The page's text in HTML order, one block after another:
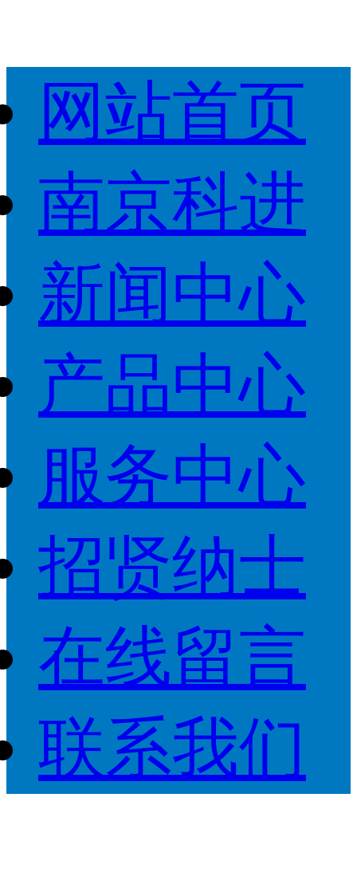
网站首页
南京科进
新闻中心
产品中心
服务中心
招贤纳士
在线留言
联系我们